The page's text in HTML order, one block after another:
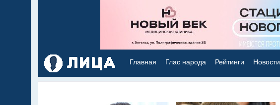
Главная Глас народа Рейтинги Новости